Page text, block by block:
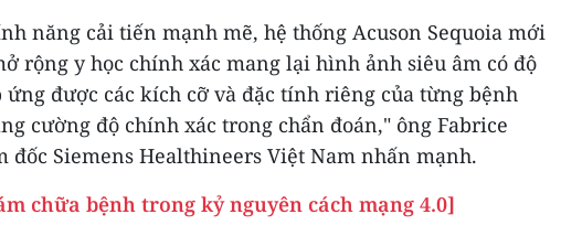
năng cải tiến mạnh mẽ, hệ thống Acuson Sequoia mới
rộng y học chính xác mang lại hình ảnh siêu âm có độ
ứng được các kích cỡ và đặc tính riêng của từng bệnh
cường độ chính xác trong chẩn đoán," ông Fabrice
đốc Siemens Healthineers Việt Nam nhấn mạnh.
chữa bệnh trong kỷ nguyên cách mạng 4.0]